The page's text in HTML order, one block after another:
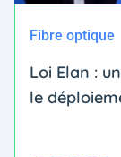
Fibre optique
Loi Elan :
le